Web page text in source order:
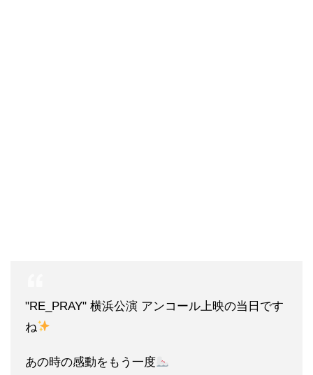
"RE_PRAY" 横浜公演 アンコール上映の当日です
ね
あの時の感動をもう一度